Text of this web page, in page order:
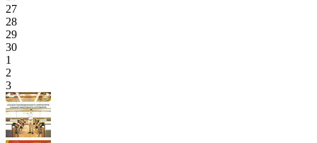
27
28
29
30
1
2
3